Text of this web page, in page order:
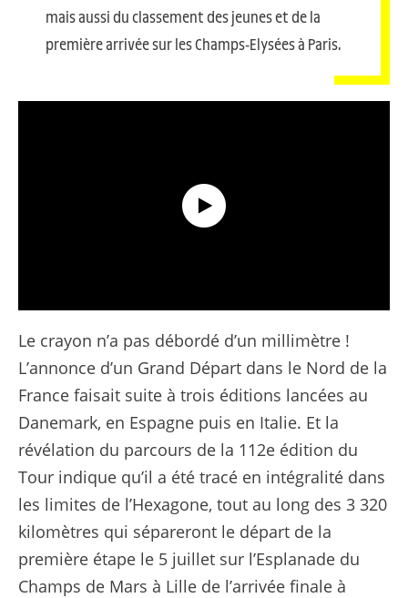
mais aussi du classement des jeunes et de la
première arrivée sur les Champs-Elysées à Paris.
Le crayon n’a pas débordé d’un millimètre !
L’annonce d’un Grand Départ dans le Nord de la
France faisait suite à trois éditions lancées au
Danemark, en Espagne puis en Italie. Et la
révélation du parcours de la 112e édition du
Tour indique qu’il a été tracé en intégralité dans
les limites de l’Hexagone, tout au long des 3 320
kilomètres qui sépareront le départ de la
première étape le 5 juillet sur l’Esplanade du
Champs de Mars à Lille de l’arrivée finale à